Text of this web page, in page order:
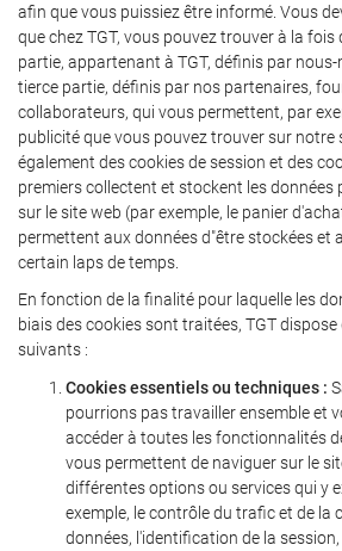
afin que vous puissiez être informé. Vous
que chez TGT, vous pouvez trouver à la fois
partie, appartenant à TGT, définis par
tierce partie, définis par nos partenaires,
collaborateurs, qui vous permettent, par
publicité que vous pouvez trouver sur notre
également des cookies de session et des
premiers collectent et stockent les données
sur le site web (par exemple, le panier
permettent aux données d"être stockées et
certain laps de temps.
En fonction de la finalité pour laquelle les
biais des cookies sont traitées, TGT
suivants :
Cookies essentiels ou techniques :
pourrions pas travailler ensemble et
accéder à toutes les fonctionnalités
vous permettent de naviguer sur le
différentes options ou services qui y
exemple, le contrôle du trafic et de la
données, l'identification de la